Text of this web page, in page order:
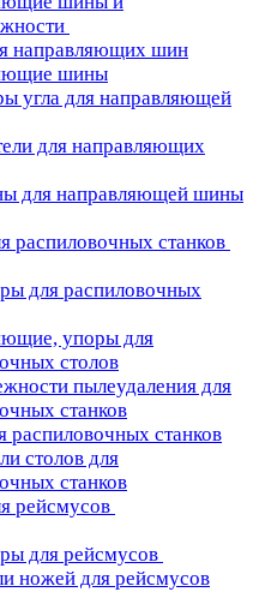
направляющих шин
шины
угла для направляющей
для направляющих
для направляющей шины
распиловочных станков
для распиловочных
упоры для
столов
пылеудаления для
станков
распиловочных станков
столов для
станков
рейсмусов
для рейсмусов
ножей для рейсмусов